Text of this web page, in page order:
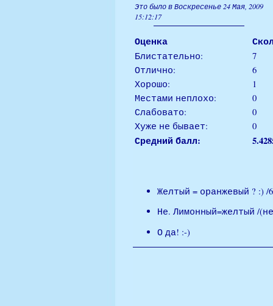
Это было в Воскресенье 24 Мая, 2009
15:12:17
Оценка
Блистательно:
7
Отлично:
6
Хорошо:
1
Местами неплохо:
0
Слабовато:
0
Хуже не бывает:
0
Средний балл:
Желтый = оранжевый ? :) /6
Не. Лимонный=желтый /
О да! :-)